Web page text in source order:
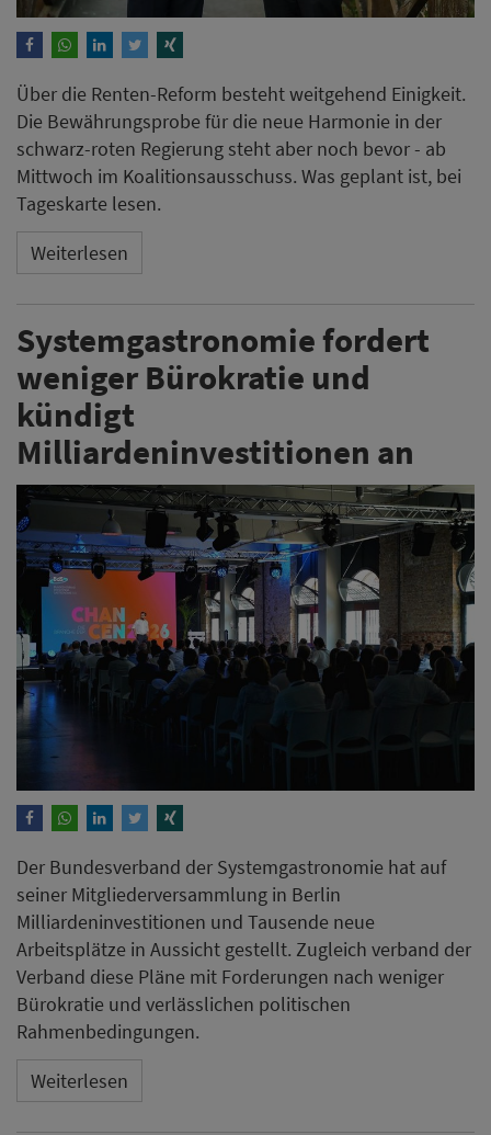
Über die Renten-Reform besteht weitgehend Einigkeit.
Die Bewährungsprobe für die neue Harmonie in der
schwarz-roten Regierung steht aber noch bevor - ab
Mittwoch im Koalitionsausschuss. Was geplant ist, bei
Tageskarte lesen.
Weiterlesen
Systemgastronomie fordert
weniger Bürokratie und
kündigt
Milliardeninvestitionen an
Der Bundesverband der Systemgastronomie hat auf
seiner Mitgliederversammlung in Berlin
Milliardeninvestitionen und Tausende neue
Arbeitsplätze in Aussicht gestellt. Zugleich verband der
Verband diese Pläne mit Forderungen nach weniger
Bürokratie und verlässlichen politischen
Rahmenbedingungen.
Weiterlesen